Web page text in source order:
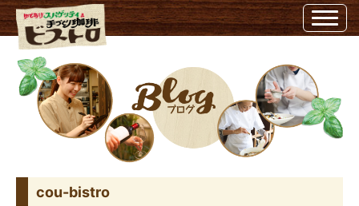
cou-bistro | ビストロ埼玉県越谷市のビストロ
cou-bistro